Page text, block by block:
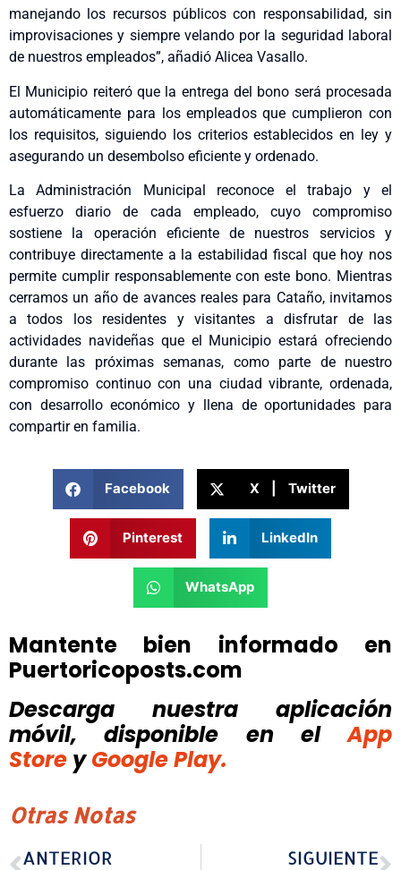
manejando los recursos públicos con responsabilidad, sin
improvisaciones y siempre velando por la seguridad laboral
de nuestros empleados”, añadió Alicea Vasallo.
El Municipio reiteró que la entrega del bono será procesada
automáticamente para los empleados que cumplieron con
los requisitos, siguiendo los criterios establecidos en ley y
asegurando un desembolso eficiente y ordenado.
La Administración Municipal reconoce el trabajo y el
esfuerzo diario de cada empleado, cuyo compromiso
sostiene la operación eficiente de nuestros servicios y
contribuye directamente a la estabilidad fiscal que hoy nos
permite cumplir responsablemente con este bono. Mientras
cerramos un año de avances reales para Cataño, invitamos
a todos los residentes y visitantes a disfrutar de las
actividades navideñas que el Municipio estará ofreciendo
durante las próximas semanas, como parte de nuestro
compromiso continuo con una ciudad vibrante, ordenada,
con desarrollo económico y llena de oportunidades para
compartir en familia.
Facebook X | Twitter
Pinterest LinkedIn
WhatsApp
Mantente bien informado en
Puertoricoposts.com
Descarga nuestra aplicación
móvil, disponible
en el
App
Store y Google Play.
Otras Notas
ANTERIOR SIGUIENTE